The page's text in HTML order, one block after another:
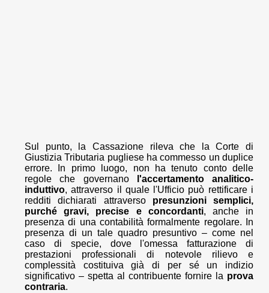
Sul punto, la Cassazione rileva che la Corte di
Giustizia Tributaria pugliese ha commesso un duplice
errore. In primo luogo, non ha tenuto conto delle
regole che governano
l'accertamento analitico-
induttivo, attraverso il quale l'Ufficio può rettificare i
redditi dichiarati attraverso presunzioni semplici,
purché gravi, precise e concordanti, anche in
presenza di una contabilità formalmente regolare. In
presenza di un tale quadro presuntivo – come nel
caso di specie, dove l'omessa fatturazione di
prestazioni professionali di notevole rilievo e
complessità costituiva già di per sé un indizio
significativo – spetta al contribuente fornire la prova
contraria.